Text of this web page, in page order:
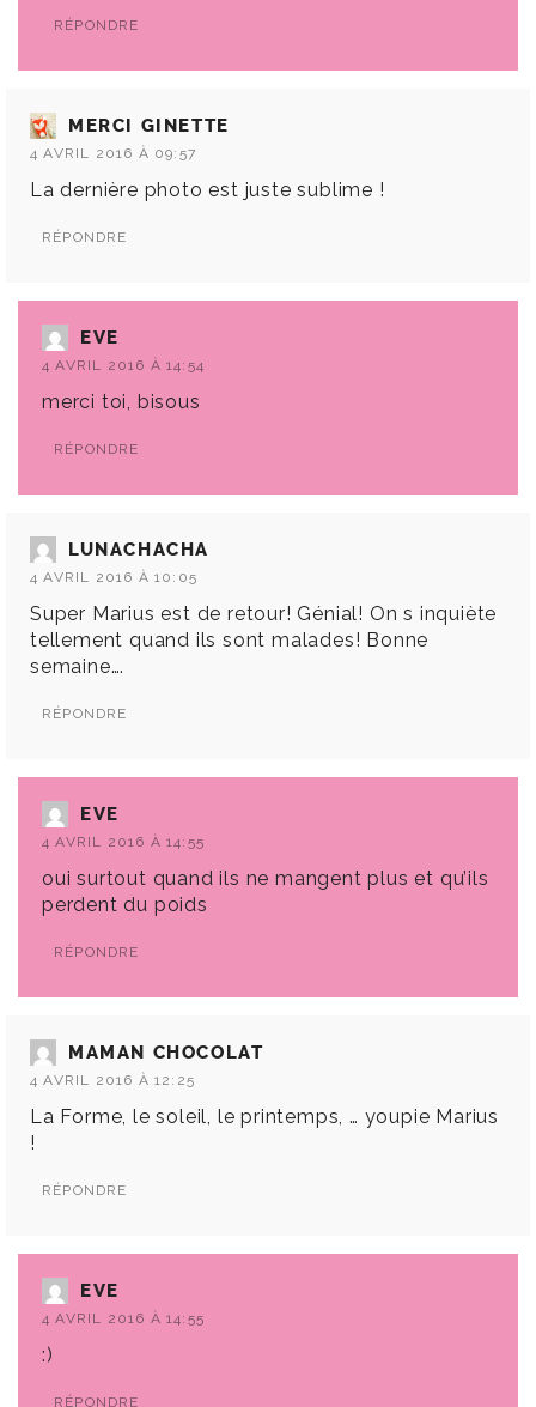
RÉPONDRE
MERCI GINETTE
4 AVRIL 2016 À 09:57
La dernière photo est juste sublime !
RÉPONDRE
EVE
4 AVRIL 2016 À 14:54
merci toi, bisous
RÉPONDRE
LUNACHACHA
4 AVRIL 2016 À 10:05
Super Marius est de retour! Génial! On s inquiète
tellement quand ils sont malades! Bonne
semaine….
RÉPONDRE
EVE
4 AVRIL 2016 À 14:55
oui surtout quand ils ne mangent plus et qu’ils
perdent du poids
RÉPONDRE
MAMAN CHOCOLAT
4 AVRIL 2016 À 12:25
La Forme, le soleil, le printemps, … youpie Marius
!
RÉPONDRE
EVE
4 AVRIL 2016 À 14:55
:)
RÉPONDRE